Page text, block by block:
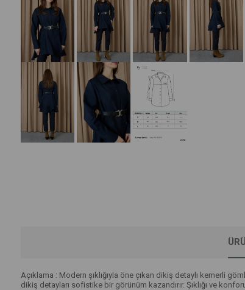
Açıklama : Modern şıklığıyla öne çıkan dikiş detaylı kemerli
dikiş detayları sofistike bir görünüm kazandırır. Şıklığı ve